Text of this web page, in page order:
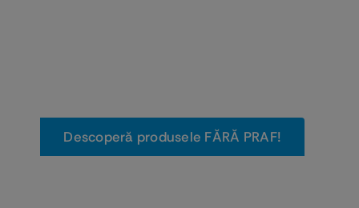
Descoperă produsele FĂRĂ PRAF!